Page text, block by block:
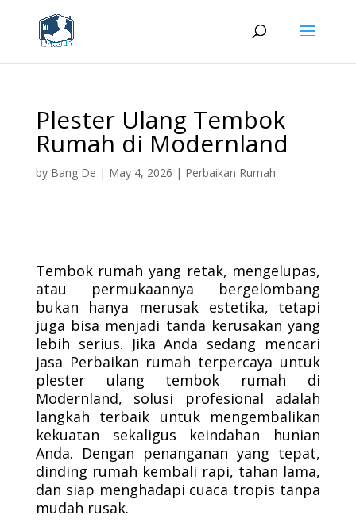
Plester Ulang Tembok
Rumah di Modernland
by Bang De | May 4, 2026 | Perbaikan Rumah
Tembok rumah yang retak, mengelupas,
atau permukaannya bergelombang
bukan hanya merusak estetika, tetapi
juga bisa menjadi tanda kerusakan yang
lebih serius. Jika Anda sedang mencari
jasa Perbaikan rumah terpercaya untuk
plester ulang tembok rumah di
Modernland, solusi profesional adalah
langkah terbaik untuk mengembalikan
kekuatan sekaligus keindahan hunian
Anda. Dengan penanganan yang tepat,
dinding rumah kembali rapi, tahan lama,
dan siap menghadapi cuaca tropis tanpa
mudah rusak.